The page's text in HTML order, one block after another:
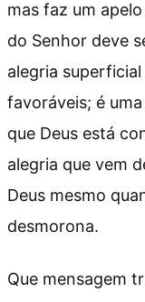
mas faz um
do Senhor deve
alegria
favoráveis; é
que Deus está
alegria que vem
Deus mesmo
desmorona.
Que mensagem